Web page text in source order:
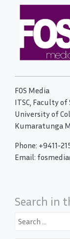
FOS Media
ITSC, Faculty of
University of
Kumaratunga
Phone: +9411-
Email:
Search in
Search